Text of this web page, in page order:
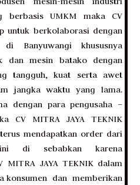
berbasis UMKM maka CV
untuk berkolaborasi dengan
Banyuwangi khususnya
dan mesin batako dengan
tangguh, kuat serta awet
jangka waktu yang lama.
dengan para pengusaha –
CV MITRA JAYA TEKNIK
mendapatkan order dari
ini di sebabkan karena
MITRA JAYA TEKNIK dalam
konsumen dan memberikan